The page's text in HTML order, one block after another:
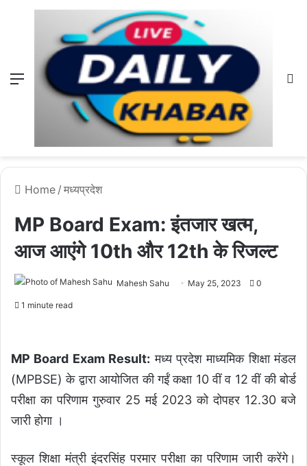
Menu
Home / मध्यप्रदेश
MP Board Exam: इंतजार खत्म,
आज आएंगे 10th और 12th के रिजल्ट
Mahesh Sahu May 25, 2023 0
1 minute read
MP Board Exam Result: मध्य प्रदेश माध्यमिक शिक्षा मंडल
(MPBSE) के द्वारा आयोजित की गईं कक्षा 10 वीं व 12 वीं की बोर्ड
परीक्षा का परिणाम गुरुवार 25 मई 2023 को दोपहर 12.30 बजे
जारी होगा ।
स्कूल शिक्षा मंत्री इंदरसिंह परमार परीक्षा का परिणाम जारी करेंगे।